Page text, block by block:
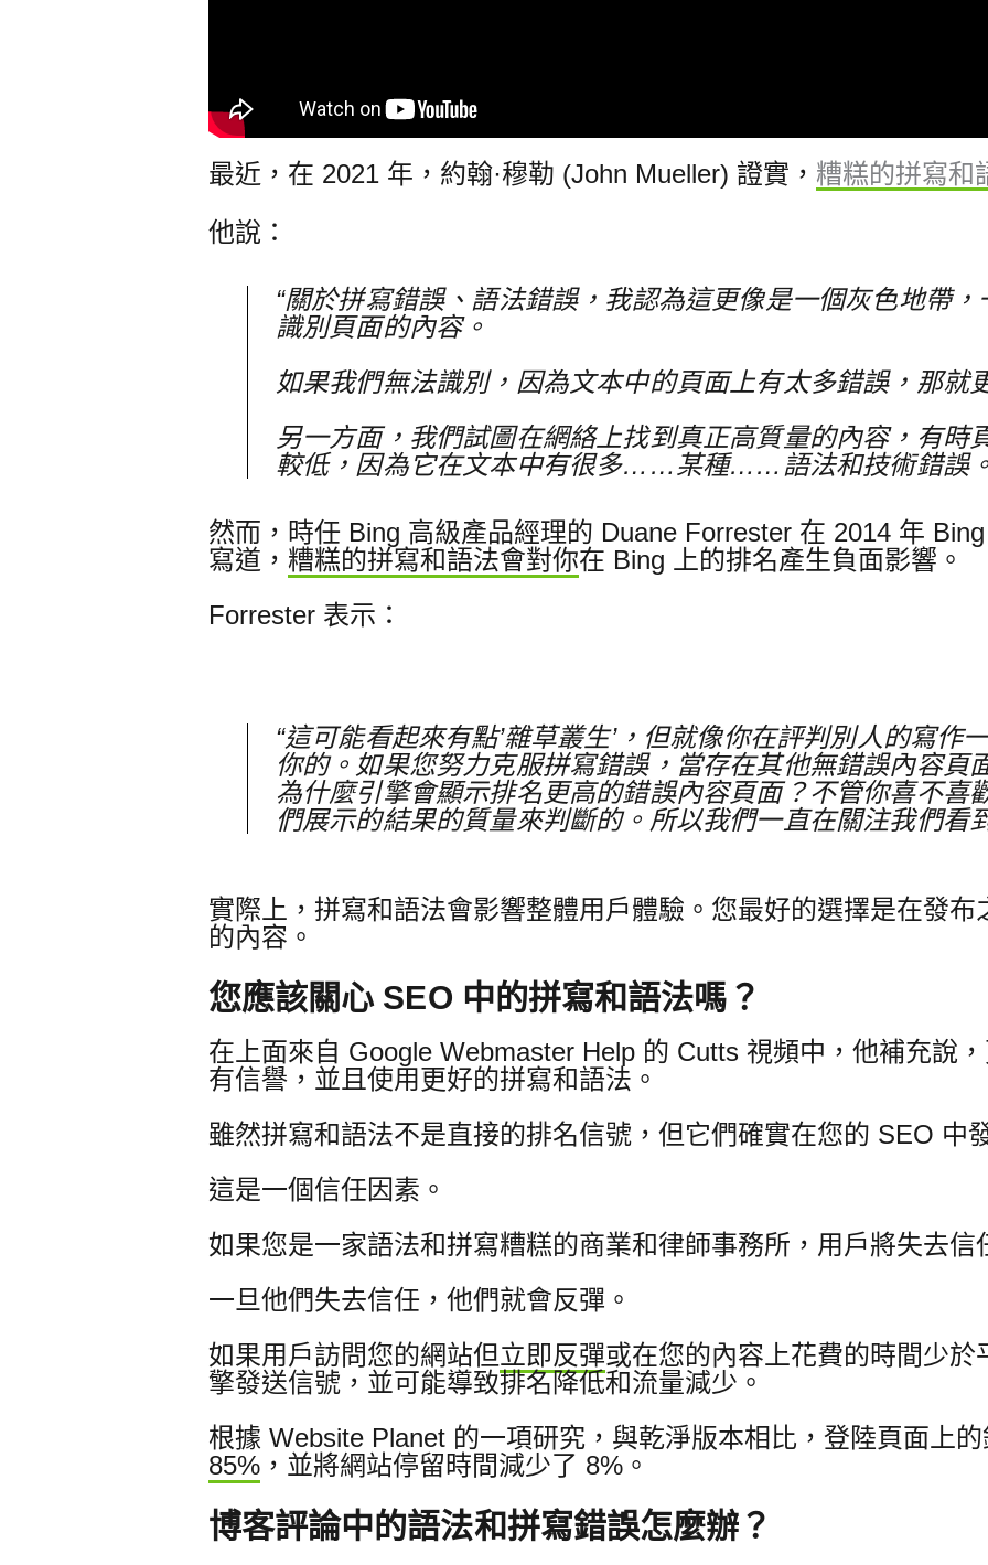
最近，在 2021 年，約翰·穆勒 (John Mueller) 證實， 糟糕的拼寫和
他說：
“關於拼寫錯誤、語法錯誤，我認為這更像是一個灰色地帶
識別頁面的內容。
如果我們無法識別，因為文本中的頁面上有太多錯誤，那就
另一方面，我們試圖在網絡上找到真正高質量的內容，有時
較低，因為它在文本中有很多……某種……語法和技術錯誤
然而，時任 Bing 高級產品經理的 Duane Forrester 在 2014 年
寫道， 糟糕的拼寫和語法會對你在 Bing 上的排名產生負面影響。
Forrester 表示：
“這可能看起來有點’雜草叢生’，但就像你在評判別人的寫作
你的。 如果您努力克服拼寫錯誤，當存在其他無錯誤內容頁
為什麼引擎會顯示排名更高的錯誤內容頁面？不管你喜不喜
們展示的結果的質量來判斷的。 所以我們一直在關注我們看
實際上，拼寫和語法會影響整體用戶體驗。 您最好的選擇是在發布
的內容。
您應該關心 SEO 中的拼寫和語法嗎？
在上面來自 Google Webmaster Help 的 Cutts 視頻中，他補充說
有信譽，並且使用更好的拼寫和語法。
雖然拼寫和語法不是直接的排名信號，但它們確實在您的 SEO 中
這是一個信任因素。
如果您是一家語法和拼寫糟糕的商業和律師事務所，用戶將失去信
一旦他們失去信任，他們就會反彈。
如果用戶訪問您的網站但立即反彈或在您的內容上花費的時間少於
擎發送信號，並可能導致排名降低和流量減少。
根據 Website Planet 的一項研究，與乾淨版本相比，登陸頁面上
85%，並將網站停留時間減少了 8%。
博客評論中的語法和拼寫錯誤怎麼辦？